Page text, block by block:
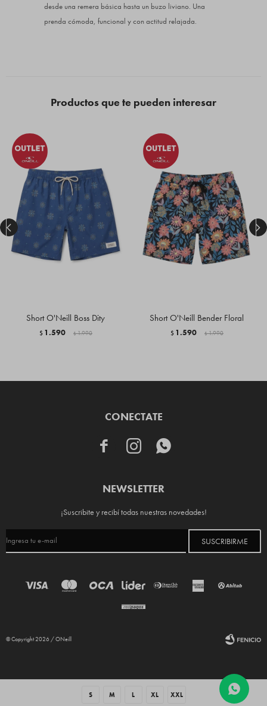
S M L XL XXL
desde una remera básica hasta un buzo liviano. Una
prenda cómoda, funcional y con actitud relajada.
Productos que te pueden interesar
Short O'Neill Boss Dity
$ 1.590 $ 1.990
Short O'Neill Bender Floral
$ 1.590 $ 1.990
 
CONECTATE
  
NEWSLETTER
¡Suscribite y recibí todas nuestras novedades!
SUSCRIBIRME
© Copyright 2026 / ONeill